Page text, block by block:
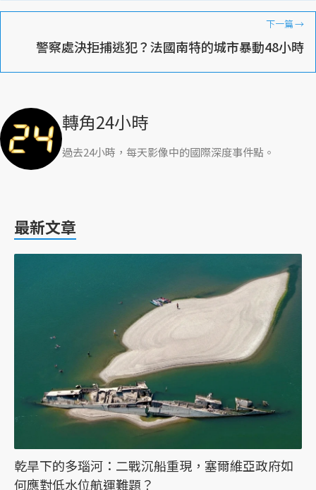
下一篇→
警察處決拒捕逃犯？法國南特的城市暴動48小時
轉角24小時
過去24小時，每天影像中的國際深度事件點。
最新文章
乾旱下的多瑙河：二戰沉船重現，塞爾維亞政府如
何應對低水位航運難題？